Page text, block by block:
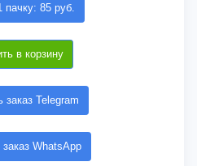
пачку: 85 руб.
в корзину
Telegram
WhatsApp